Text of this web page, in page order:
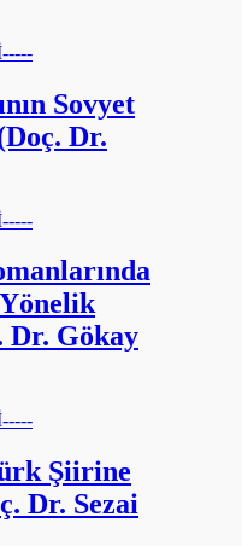
Sovyet
Dr.
Gökay
Şiirine
Dr. Sezai